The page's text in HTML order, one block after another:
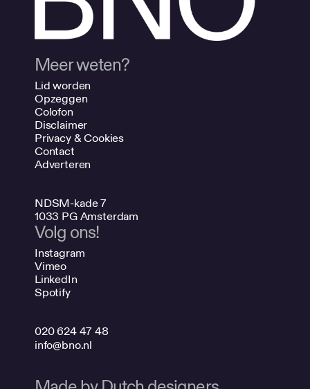
Meer weten?
Lid worden
Opzeggen
Colofon
Disclaimer
Privacy & Cookies
Contact
Adverteren
NDSM-kade 7
1033 PG Amsterdam
Volg ons!
Instagram
Vimeo
LinkedIn
Spotify
020 624 47 48
info@bno.nl